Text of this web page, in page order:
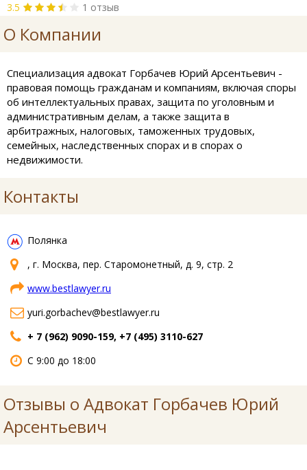
3.5 1 отзыв
О Компании
Специализация адвокат Горбачев Юрий Арсентьевич -
правовая помощь гражданам и компаниям, включая споры
об интеллектуальных правах, защита по уголовным и
административным делам, а также защита в
арбитражных, налоговых, таможенных трудовых,
семейных, наследственных спорах и в спорах о
недвижимости.
Контакты
Полянка
, г. Москва, пер. Старомонетный, д. 9, стр. 2
www.bestlawyer.ru
yuri.gorbachev@bestlawyer.ru
+ 7 (962) 9090-159, +7 (495) 3110-627
С 9:00 до 18:00
Отзывы о Адвокат Горбачев Юрий
Арсентьевич